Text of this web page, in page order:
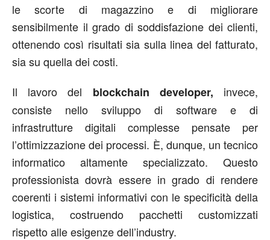
le scorte di magazzino e di migliorare
sensibilmente il grado di soddisfazione dei clienti,
ottenendo così risultati sia sulla linea del fatturato,
sia su quella dei costi.
Il lavoro del blockchain developer, invece,
consiste nello sviluppo di software e di
infrastrutture digitali complesse pensate per
l’ottimizzazione dei processi. È, dunque, un tecnico
informatico altamente specializzato. Questo
professionista dovrà essere in grado di rendere
coerenti i sistemi informativi con le specificità della
logistica, costruendo pacchetti customizzati
rispetto alle esigenze dell’industry.